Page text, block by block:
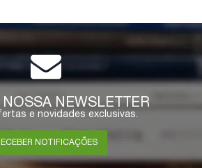
NOSSA NEWSLETTER
e novidades exclusivas.
NOTIFICAÇÕES